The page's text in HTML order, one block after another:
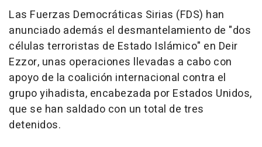
Las Fuerzas Democráticas Sirias (FDS) han
anunciado además el desmantelamiento de "dos
células terroristas de Estado Islámico" en Deir
Ezzor, unas operaciones llevadas a cabo con
apoyo de la coalición internacional contra el
grupo yihadista, encabezada por Estados Unidos,
que se han saldado con un total de tres
detenidos.